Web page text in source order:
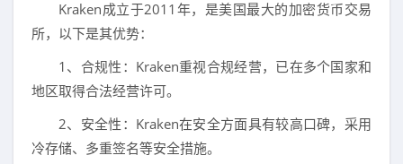
Kraken成立于2011年，是美国最大的加密货币交易
所，以下是其优势：
1、合规性：Kraken重视合规经营，已在多个国家和
地区取得合法经营许可。
2、安全性：Kraken在安全方面具有较高口碑，采用
冷存储、多重签名等安全措施。